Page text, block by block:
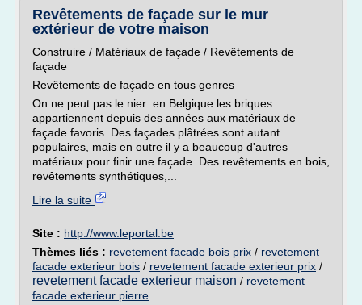
Revêtements de façade sur le mur
extérieur de votre maison
Construire / Matériaux de façade / Revêtements de
façade
Revêtements de façade en tous genres
On ne peut pas le nier: en Belgique les briques
appartiennent depuis des années aux matériaux de
façade favoris. Des façades plâtrées sont autant
populaires, mais en outre il y a beaucoup d'autres
matériaux pour finir une façade. Des revêtements en bois,
revêtements synthétiques,...
Lire la suite
Site : http://www.leportal.be
Thèmes liés : revetement facade bois prix / revetement
facade exterieur bois / revetement facade exterieur prix /
revetement facade exterieur maison / revetement
facade exterieur pierre